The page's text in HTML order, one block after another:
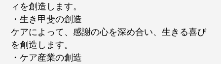
ィを創造します。
・生き甲斐の創造
ケアによって、感謝の心を深め合い、生きる喜び
を創造します。
・ケア産業の創造